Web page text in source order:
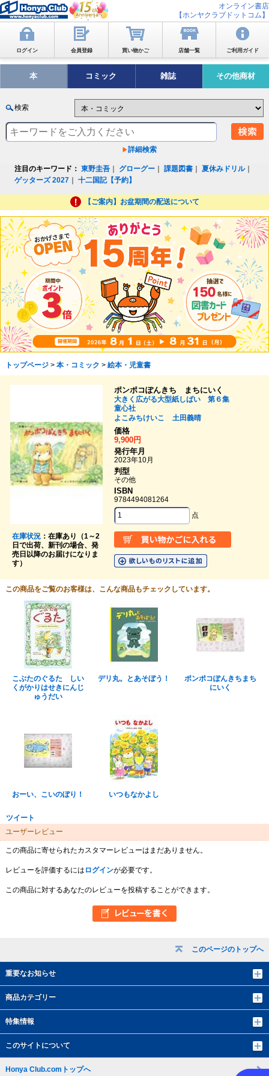
オンライン書店
【ホンヤクラブドットコム】
ログイン 会員登録 買い物かご 店舗一覧 ご利用ガイド
本 コミック 雑誌 その他商材
検索
詳細検索
注目のキーワード： 東野圭吾 グローグー ｜課題図書 ｜夏休みドリル｜
ゲッターズ 2027 ｜十二国記【予約】
【ご案内】お盆期間の配送について
このページのトップへ
重要なお知らせ
商品カテゴリー
特集情報
このサイトについて
トップページ> 本・コミック > 絵本・児童書
在庫状況：在庫あり（1～2
日で出荷、新刊の場合、発
売日以降のお届けになりま
す）
ポンポコぽんきち まちにいく
大きく広がる大型紙しばい 第６集
童心社
よこみちけいこ
土田義晴
価格
9,900円
発行年月
2023年10月
判型
その他
ISBN
9784494081264
点
この商品をご覧のお客様は、こんな商品もチェックしています。
こぶたのぐるた しい
くがかりはせきにんじ
ゅうだい
デリ丸。とあそぼう！
ポンポコぽんきちまち
にいく
おーい、こいのぼり！ いつもなかよし
ツイート
ユーザーレビュー
この商品に寄せられたカスタマーレビューはまだありません。
レビューを評価するには ログインが必要です。
この商品に対するあなたのレビューを投稿することができます。
Honya Club.comトップへ